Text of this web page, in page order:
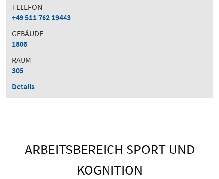
TELEFON
+49 511 762 19443
GEBÄUDE
1806
RAUM
305
Details
ARBEITSBEREICH SPORT UND
KOGNITION